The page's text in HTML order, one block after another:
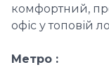
комфортний,
офіс у топовій
Метро